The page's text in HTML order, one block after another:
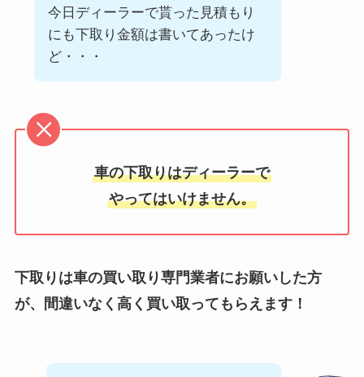
今日ディーラーで貰った見積もり
にも下取り金額は書いてあったけ
ど・・・
車の下取りはディーラーで
やってはいけません。
下取りは車の買い取り専門業者にお願いした方
が、間違いなく高く買い取ってもらえます！